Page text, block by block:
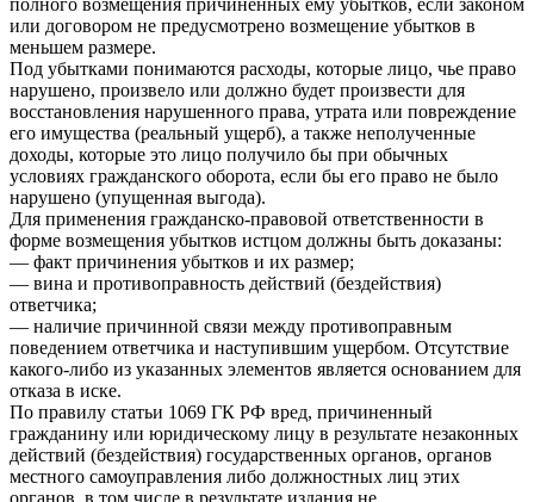
или договором не предусмотрено возмещение убытков в
меньшем размере.
Под убытками понимаются расходы, которые лицо, чье право
нарушено, произвело или должно будет произвести для
восстановления нарушенного права, утрата или повреждение
его имущества (реальный ущерб), а также неполученные
доходы, которые это лицо получило бы при обычных
условиях гражданского оборота, если бы его право не было
нарушено (упущенная выгода).
Для применения гражданско-правовой ответственности в
форме возмещения убытков истцом должны быть доказаны:
— факт причинения убытков и их размер;
— вина и противоправность действий (бездействия)
ответчика;
— наличие причинной связи между противоправным
поведением ответчика и наступившим ущербом. Отсутствие
какого-либо из указанных элементов является основанием для
отказа в иске.
По правилу статьи 1069 ГК РФ вред, причиненный
гражданину или юридическому лицу в результате незаконных
действий (бездействия) государственных органов, органов
местного самоуправления либо должностных лиц этих
органов, в том числе в результате издания не